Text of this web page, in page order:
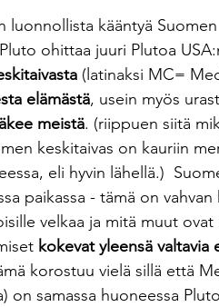
luonnollista kääntyä
ohittaa juuri Plutoa
(latinaksi MC=
elämästä, usein myös
meistä. (riippuen siitä
keskitaivas on kauriin
eli hyvin lähellä.)
paikassa - tämä on
velkaa ja mitä muut ovat
kokevat yleensä
korostuu vielä sillä että
on samassa huoneessa